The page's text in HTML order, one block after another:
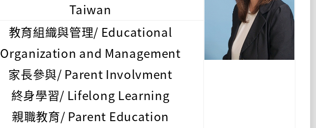
Taiwan
教育組織與管理/ Educational
Organization and Management
家長參與/ Parent Involvment
終身學習/ Lifelong Learning
親職教育/ Parent Education